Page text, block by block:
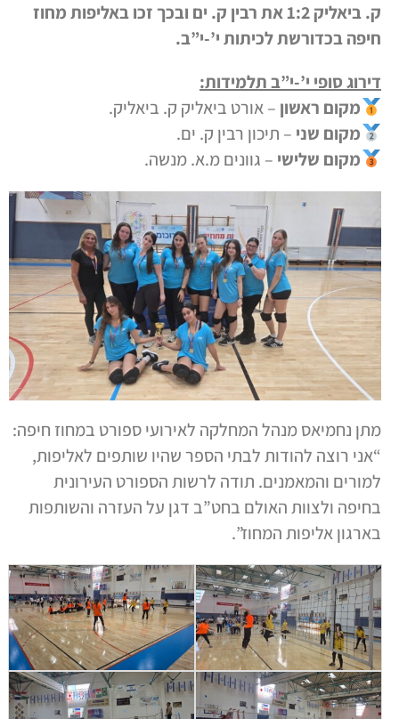
ק. ביאליק 1:2 את רבין ק. ים ובכך זכו באליפות מחוז
חיפה בכדורשת לכיתות י’-י”ב.
דירוג סופי י’-י”ב תלמידות:
מקום ראשון – אורט ביאליק ק. ביאליק.
מקום שני – תיכון רבין ק. ים.
מקום שלישי – גוונים מ.א. מנשה.
מתן נחמיאס מנהל המחלקה לאירועי ספורט במחוז חיפה:
“אני רוצה להודות לבתי הספר שהיו שותפים לאליפות,
למורים והמאמנים. תודה לרשות הספורט העירונית
בחיפה ולצוות האולם בחט”ב דגן על העזרה והשותפות
בארגון אליפות המחוז”.